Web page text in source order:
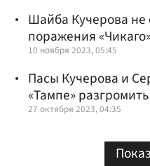
Шайба Кучерова не
поражения
10 ноября 2023, 05:45
Пасы Кучерова и
«Тампе»
27 октября 2023, 04:35